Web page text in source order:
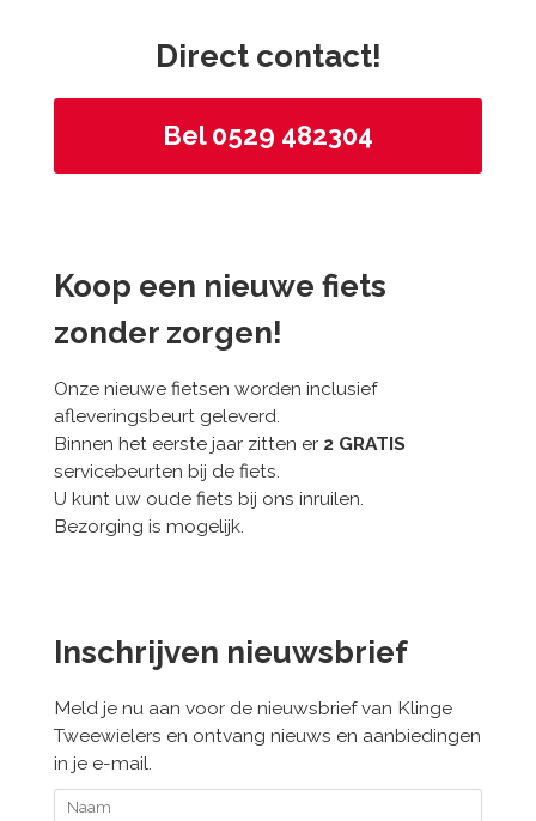
Direct contact!
Bel 0529 482304
Koop een nieuwe fiets
zonder zorgen!
Onze nieuwe fietsen worden inclusief
afleveringsbeurt geleverd.
Binnen het eerste jaar zitten er 2 GRATIS
servicebeurten bij de fiets.
U kunt uw oude fiets bij ons inruilen.
Bezorging is mogelijk.
Inschrijven nieuwsbrief
Meld je nu aan voor de nieuwsbrief van Klinge
Tweewielers en ontvang nieuws en aanbiedingen
in je e-mail.